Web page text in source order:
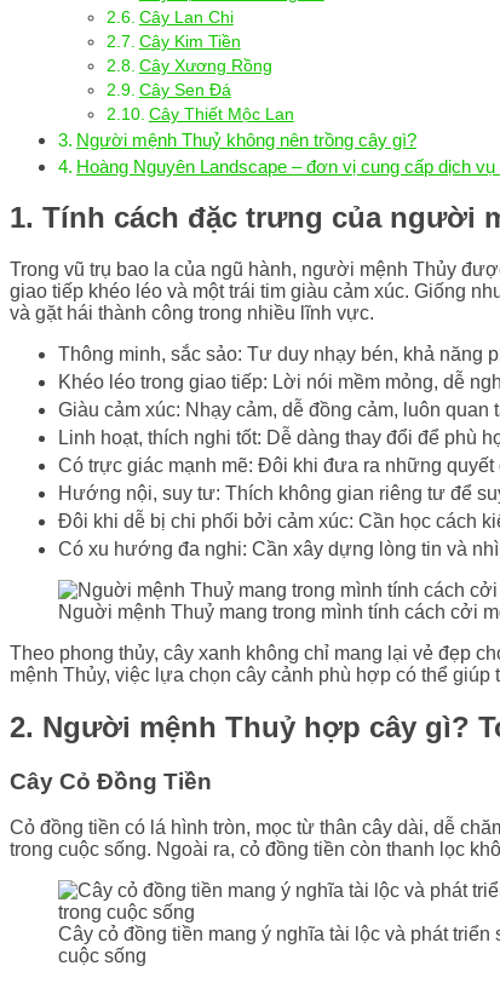
Cây Lan Chi
Cây Kim Tiền
Cây Xương Rồng
Cây Sen Đá
Cây Thiết Mộc Lan
Người mệnh Thuỷ không nên trồng cây gì?
Hoàng Nguyên Landscape – đơn vị cung cấp dịch
1. Tính cách đặc trưng của người
Trong vũ trụ bao la của ngũ hành, người mệnh Thủy
giao tiếp khéo léo và một trái tim giàu cảm xúc. Giống
và gặt hái thành công trong nhiều lĩnh vực.
Thông minh, sắc sảo: Tư duy nhạy bén, khả năng
Khéo léo trong giao tiếp: Lời nói mềm mỏng, dễ
Giàu cảm xúc: Nhạy cảm, dễ đồng cảm, luôn
Linh hoạt, thích nghi tốt: Dễ dàng thay đổi để phù
Có trực giác mạnh mẽ: Đôi khi đưa ra những
Hướng nội, suy tư: Thích không gian riêng tư để
Đôi khi dễ bị chi phối bởi cảm xúc: Cần học cách
Có xu hướng đa nghi: Cần xây dựng lòng tin và
Nguời mệnh Thuỷ mang trong mình tính cách cởi
Theo phong thủy, cây xanh không chỉ mang lại vẻ đẹp
mệnh Thủy, việc lựa chọn cây cảnh phù hợp có thể
2. Người mệnh Thuỷ hợp cây gì?
Cây Cỏ Đồng Tiền
Cỏ đồng tiền có lá hình tròn, mọc từ thân cây dài, dễ
trong cuộc sống. Ngoài ra, cỏ đồng tiền còn thanh lọc
Cây cỏ đồng tiền mang ý nghĩa tài lộc và phát
cuộc sống